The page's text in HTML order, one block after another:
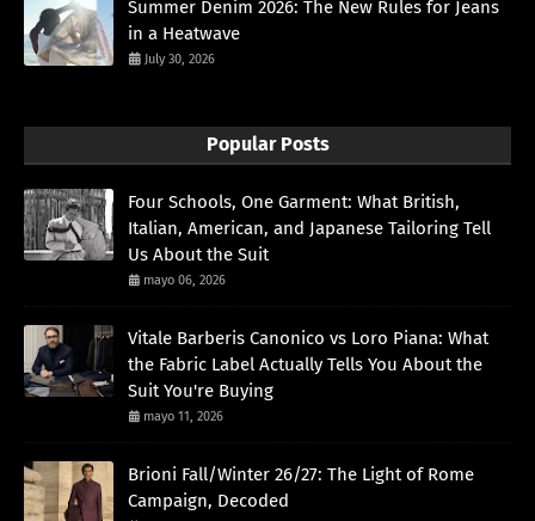
Summer Denim 2026: The New Rules for Jeans
in a Heatwave
July 30, 2026
Popular Posts
Four Schools, One Garment: What British,
Italian, American, and Japanese Tailoring Tell
Us About the Suit
mayo 06, 2026
Vitale Barberis Canonico vs Loro Piana: What
the Fabric Label Actually Tells You About the
Suit You're Buying
mayo 11, 2026
Brioni Fall/Winter 26/27: The Light of Rome
Campaign, Decoded